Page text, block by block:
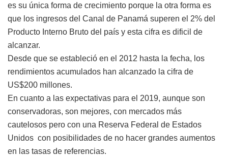
es su única forma de crecimiento porque la otra forma es
que los ingresos del Canal de Panamá superen el 2% del
Producto Interno Bruto del país y esta cifra es dificil de
alcanzar.
Desde que se estableció en el 2012 hasta la fecha, los
rendimientos acumulados han alcanzado la cifra de
US$200 millones.
En cuanto a las expectativas para el 2019, aunque son
conservadoras, son mejores, con mercados más
cautelosos pero con una Reserva Federal de Estados
Unidos con posibilidades de no hacer grandes aumentos
en las tasas de referencias.